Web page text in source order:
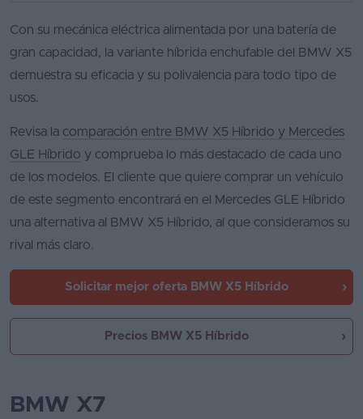
Con su mecánica eléctrica alimentada por una batería de
gran capacidad, la variante híbrida enchufable del BMW X5
demuestra su eficacia y su polivalencia para todo tipo de
usos.
Revisa la comparación entre BMW X5 Híbrido y Mercedes
GLE Híbrido y comprueba lo más destacado de cada uno
de los modelos. El cliente que quiere comprar un vehículo
de este segmento encontrará en el Mercedes GLE Híbrido
una alternativa al BMW X5 Híbrido, al que consideramos su
rival más claro.
Solicitar mejor oferta BMW X5 Híbrido
Precios BMW X5 Híbrido
BMW X7